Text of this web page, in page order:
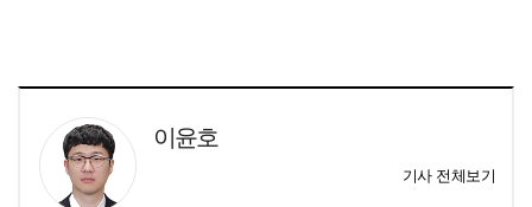
이윤호
기사 전체보기